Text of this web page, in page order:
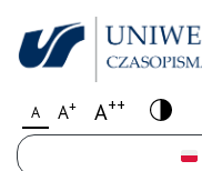
A A+ A++